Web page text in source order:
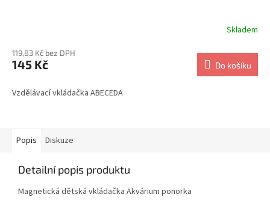
Skladem
119,83 Kč bez DPH
145 Kč Do košíku
Vzdělávací vkládačka ABECEDA
Popis Diskuze
Detailní popis produktu
Magnetická dětská vkládačka Akvárium ponorka